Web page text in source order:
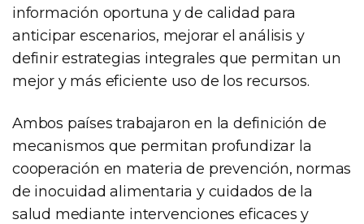
información oportuna y de calidad para
anticipar escenarios, mejorar el análisis y
definir estrategias integrales que permitan un
mejor y más eficiente uso de los recursos.
Ambos países trabajaron en la definición de
mecanismos que permitan profundizar la
cooperación en materia de prevención, normas
de inocuidad alimentaria y cuidados de la
salud mediante intervenciones eficaces y